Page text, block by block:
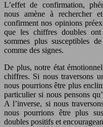
L’effet de confirmation,
nous amène à rechercher
confirment nos opinions
que les chiffres doubles
sommes plus susceptibles
comme des signes.
De plus, notre état
chiffres. Si nous traversons
nous pourrions être plus
particulier si nous pensons
A l’inverse, si nous
nous pourrions être plus
doubles positifs et